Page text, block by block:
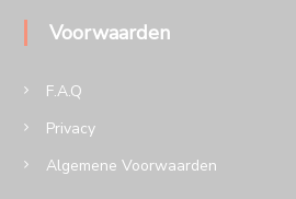
Voorwaarden
F.A.Q
Privacy
Algemene Voorwaarden